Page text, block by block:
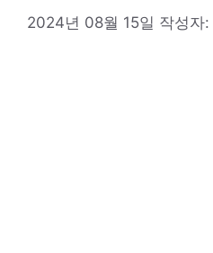
2024년 08월 15일 작성자: